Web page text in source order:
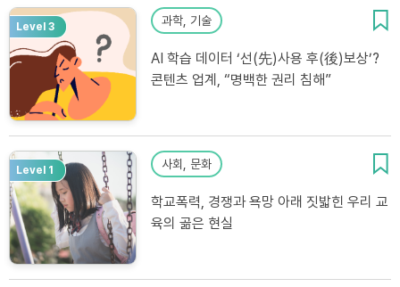
Level 3 과학, 기술
AI 학습 데이터 ‘선(先)사용 후(後)보상’?
콘텐츠 업계, “명백한 권리 침해”
Level 1 사회, 문화
학교폭력, 경쟁과 욕망 아래 짓밟힌 우리 교
육의 곪은 현실